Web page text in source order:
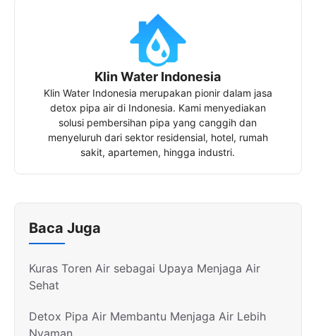
Klin Water Indonesia
Klin Water Indonesia merupakan pionir dalam jasa
detox pipa air di Indonesia. Kami menyediakan
solusi pembersihan pipa yang canggih dan
menyeluruh dari sektor residensial, hotel, rumah
sakit, apartemen, hingga industri.
Baca Juga
Kuras Toren Air sebagai Upaya Menjaga Air
Sehat
Detox Pipa Air Membantu Menjaga Air Lebih